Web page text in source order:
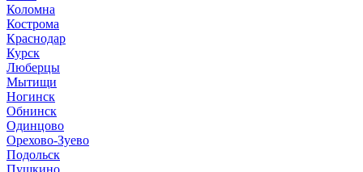
Коломна
Кострома
Краснодар
Курск
Люберцы
Мытищи
Ногинск
Обнинск
Одинцово
Орехово-Зуево
Подольск
Пушкино